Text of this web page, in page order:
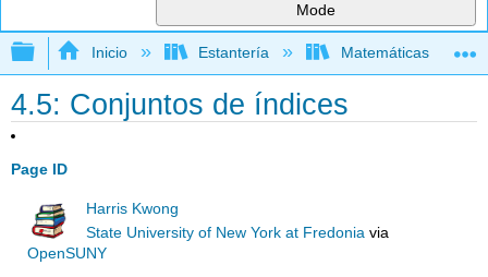
Mode
Expandir/contraer jerarquía global
Inicio Estantería Matemáticas
4.5: Conjuntos de índices
Page ID
Harris Kwong
State University of New York at Fredonia via
OpenSUNY